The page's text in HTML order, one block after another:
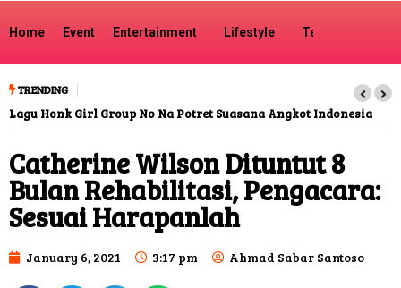
Home Event Entertainment Lifestyle Tech
TRENDING
Lagu Honk Girl Group No Na Potret Suasana Angkot Indonesia
Catherine Wilson Dituntut 8
Bulan Rehabilitasi, Pengacara:
Sesuai Harapanlah
January 6, 2021 3:17 pm Ahmad Sabar Santoso